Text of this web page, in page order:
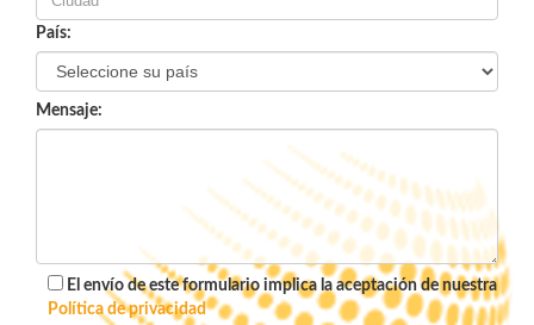
País:
Mensaje:
El envío de este formulario implica la aceptación de nuestra
Política de privacidad